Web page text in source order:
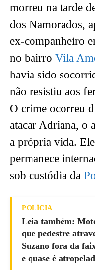
morreu na tarde
dos Namorados,
ex-companheiro
no bairro Vila
havia sido
não resistiu aos
O crime ocorreu
atacar Adriana, o
a própria vida.
permanece
sob custódia da
POLÍCIA
Leia também:
que pedestre
Suzano fora da
e quase é